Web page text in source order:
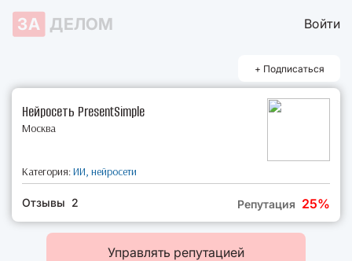
ЗА ДЕЛОМ Войти
+ Подписаться
Нейросеть PresentSimple
Москва
Категория:ИИ, нейросети
Репутация 25%
Отзывы 2
Управлять репутацией